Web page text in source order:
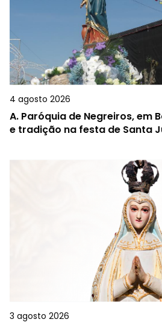
4 agosto 2026
A. Paróquia de Negreiros, em
e tradição na festa de Santa
3 agosto 2026